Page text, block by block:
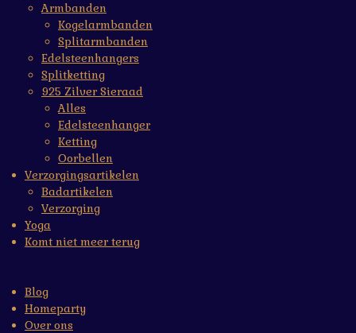
Armbanden
Kogelarmbanden
Splitarmbanden
Edelsteenhangers
Splitketting
925 Zilver Sieraad
Alles
Edelsteenhanger
Ketting
Oorbellen
Verzorgingsartikelen
Badartikelen
Verzorging
Yoga
Komt niet meer terug
Blog
Homeparty
Over ons